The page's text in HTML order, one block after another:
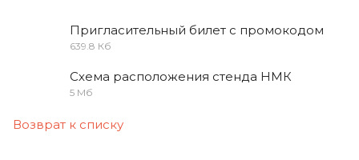
Пригласительный билет с промокодом
639.8 Кб
Схема расположения стенда НМК
5 Мб
Возврат к списку